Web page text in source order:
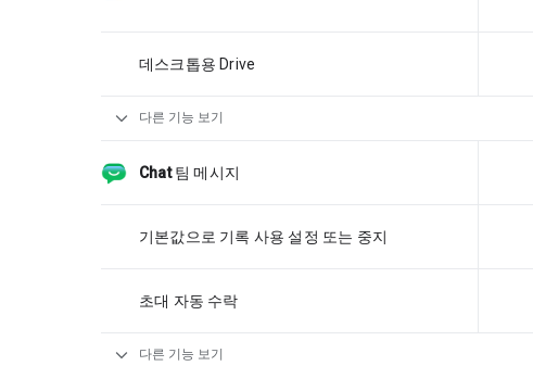
데스크톱용 Drive
expand_more 다른 기능 보기
Chat 팀 메시지
기본값으로 기록 사용 설정 또는 중지
초대 자동 수락
expand_more 다른 기능 보기